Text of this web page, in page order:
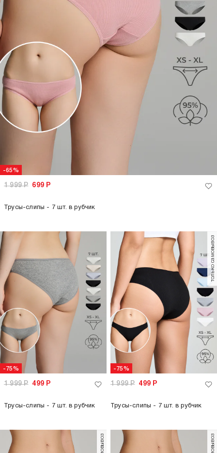
-65%
1 999Р 699 Р
Трусы-слипы - 7 шт. в рубчик
-75%
1 999Р 499 Р
Трусы-слипы - 7 шт. в рубчик
-75%
только самовывоз
1 999Р 499 Р
Трусы-слипы - 7 шт. в рубчик